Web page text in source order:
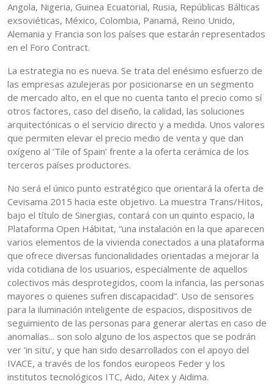
Angola, Nigeria, Guinea Ecuatorial, Rusia, Repúblicas Bálticas
exsoviéticas, México, Colombia, Panamá, Reino Unido,
Alemania y Francia son los países que estarán representados
en el Foro Contract.
La estrategia no es nueva. Se trata del enésimo esfuerzo de
las empresas azulejeras por posicionarse en un segmento
de mercado alto, en el que no cuenta tanto el precio como sí
otros factores, caso del diseño, la calidad, las soluciones
arquitectónicas o el servicio directo y a medida. Unos valores
que permiten elevar el precio medio de venta y que dan
oxígeno al ‘Tile of Spain’ frente a la oferta cerámica de los
terceros países productores.
No será el único punto estratégico que orientará la oferta de
Cevisama 2015 hacia este objetivo. La muestra Trans/Hitos,
bajo el título de Sinergias, contará con un quinto espacio, la
Plataforma Open Hábitat, “una instalación en la que aparecen
varios elementos de la vivienda conectados a una plataforma
que ofrece diversas funcionalidades orientadas a mejorar la
vida cotidiana de los usuarios, especialmente de aquellos
colectivos más desprotegidos, coom la infancia, las personas
mayores o quienes sufren discapacidad”. Uso de sensores
para la iluminación inteligente de espacios, dispositivos de
seguimiento de las personas para generar alertas en caso de
anomalías... son solo alguno de los aspectos que se podrán
ver ‘in situ’, y que han sido desarrollados con el apoyo del
IVACE, a través de los fondos europeos Feder y los
institutos tecnológicos ITC, Aido, Aitex y Aidima.